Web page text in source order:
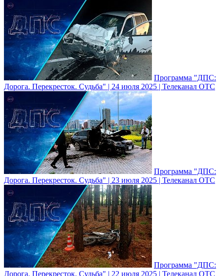
Программа "ДПС:
Дорога. Перекресток. Судьба" | 24 июля 2025 | Телеканал ОТС
Программа "ДПС:
Дорога. Перекресток. Судьба" | 23 июля 2025 | Телеканал ОТС
Программа "ДПС:
Дорога. Перекресток. Судьба" | 22 июля 2025 | Телеканал ОТС